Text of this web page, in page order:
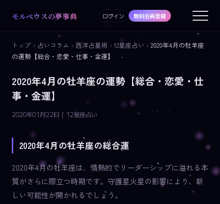
モルペウスの夢事典 ログイン 無料会員登録
トップ › 占いコラム › 西洋占星術 › 12星座占い › 2020年4月の牡羊座
の運勢【総合・恋愛・仕事・金運】
2020年4月の牡羊座の運勢【総合・恋愛・仕
事・金運】
2020年01月22日 | 12星座占い
2020年4月の牡羊座の総合運
2020年4月の牡羊座は、情熱的でリーダーシップに溢れる本
質がさらに際立つ時期です。守護星火星の影響により、新
しい可能性が開かれるでしょう。